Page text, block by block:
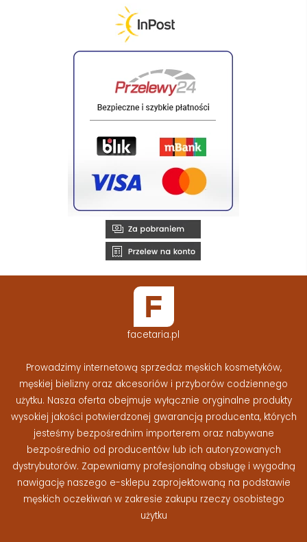
facetaria.pl
Prowadzimy internetową sprzedaż męskich kosmetyków,
męskiej bielizny oraz akcesoriów i przyborów codziennego
użytku. Nasza oferta obejmuje wyłącznie oryginalne produkty
wysokiej jakości potwierdzonej gwarancją producenta, których
jesteśmy bezpośrednim importerem oraz nabywane
bezpośrednio od producentów lub ich autoryzowanych
dystrybutorów. Zapewniamy profesjonalną obsługę i wygodną
nawigację naszego e-sklepu zaprojektowaną na podstawie
męskich oczekiwań w zakresie zakupu rzeczy osobistego
użytku